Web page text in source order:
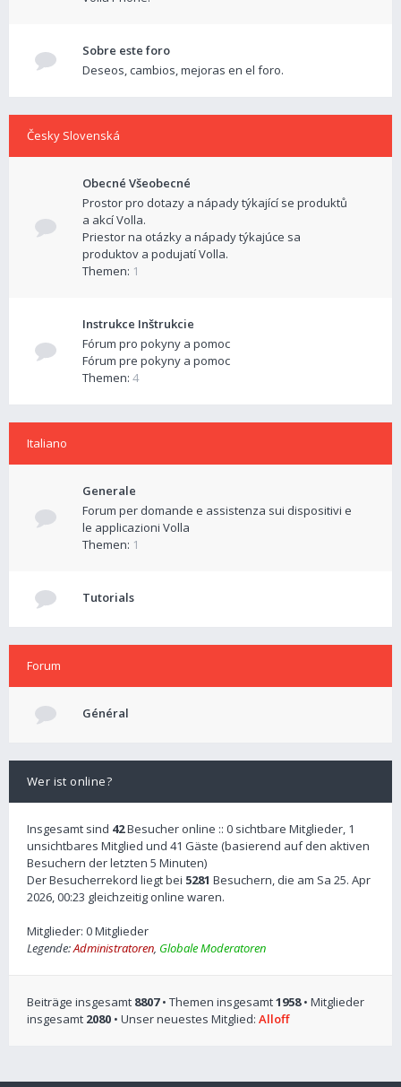
Sobre este foro
Deseos, cambios, mejoras en el foro.
Česky Slovenská
Obecné Všeobecné
Prostor pro dotazy a nápady týkající se produktů
a akcí Volla.
Priestor na otázky a nápady týkajúce sa
produktov a podujatí Volla.
Themen: 1
Instrukce Inštrukcie
Fórum pro pokyny a pomoc
Fórum pre pokyny a pomoc
Themen: 4
Italiano
Generale
Forum per domande e assistenza sui dispositivi e
le applicazioni Volla
Themen: 1
Tutorials
Forum
Général
Wer ist online?
Insgesamt sind 42Besucher online :: 0 sichtbare Mitglieder, 1
unsichtbares Mitglied und 41 Gäste (basierend auf den aktiven
Besuchern der letzten 5 Minuten)
Der Besucherrekord liegt bei 5281 Besuchern, die am Sa 25. Apr
2026, 00:23 gleichzeitig online waren.
Mitglieder: 0 Mitglieder
Legende:Administratoren, Globale Moderatoren
Beiträge insgesamt 8807• Themen insgesamt1958• Mitglieder
insgesamt 2080 • Unser neuestes Mitglied: Alloff